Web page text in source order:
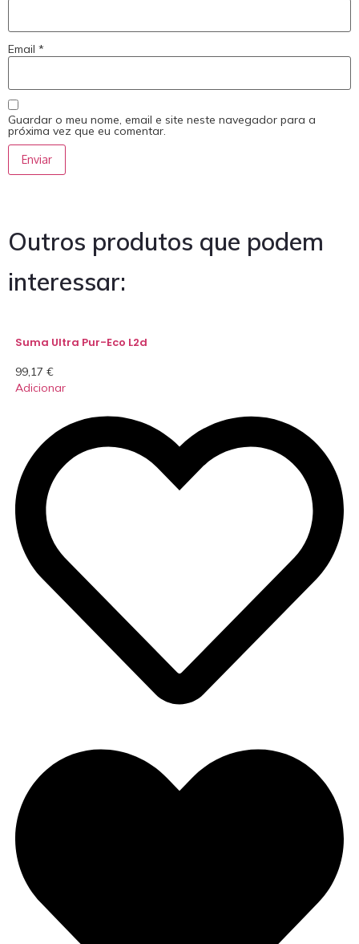
Email *
Guardar o meu nome, email e site neste navegador para a
próxima vez que eu comentar.
Outros produtos que podem
interessar:
Suma Ultra Pur-Eco L2d
99,17 €
Adicionar